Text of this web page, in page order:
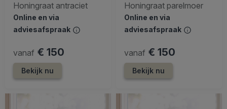
Honingraat antraciet
Online en via
adviesafspraak
vanaf € 150
Bekijk nu
Honingraat parelmoer
Online en via
adviesafspraak
vanaf € 150
Bekijk nu